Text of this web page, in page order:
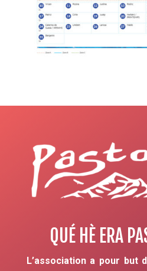
QUÉ HÈ ERA
L’association a pour but